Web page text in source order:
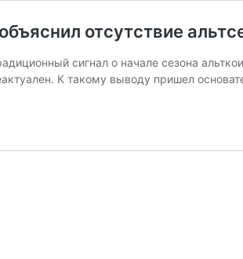
отсутствие
сигнал о начале сезона
К такому выводу пришел